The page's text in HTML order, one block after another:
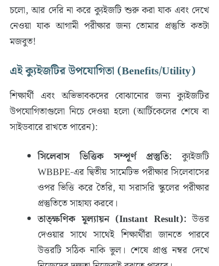
​চলো, আর দেরি না করে ক্যুইজটি শুরু করা যাক এবং দেখে
নেওয়া যাক আগামী পরীক্ষার জন্য তোমার প্রস্তুতি কতটা
মজবুত!
​এই ক্যুইজটির উপযোগিতা (Benefits/Utility)
​শিক্ষার্থী এবং অভিভাবকদের বোঝানোর জন্য ক্যুইজটির
উপযোগিতাগুলো নিচে দেওয়া হলো (আর্টিকেলের শেষে বা
সাইডবারে রাখতে পারেন):
সিলেবাস ভিত্তিক সম্পূর্ণ প্রস্তুতি: ক্যুইজটি
WBBPE-এর দ্বিতীয় সামেটিভ পরীক্ষার সিলেবাসের
ওপর ভিত্তি করে তৈরি, যা সরাসরি স্কুলের পরীক্ষার
প্রস্তুতিতে সাহায্য করবে।
তাত্ক্ষণিক মূল্যায়ন (Instant Result): উত্তর
দেওয়ার সাথে সাথেই শিক্ষার্থীরা জানতে পারবে
উত্তরটি সঠিক নাকি ভুল। শেষে প্রাপ্ত নম্বর দেখে